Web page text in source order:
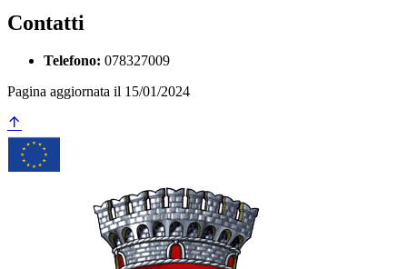
Contatti
Telefono: 078327009
Pagina aggiornata il 15/01/2024